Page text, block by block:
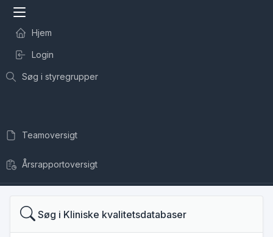
Hjem
Login
Søg i styregrupper
Teamoversigt
Årsrapportoversigt
Søg i Kliniske kvalitetsdatabaser